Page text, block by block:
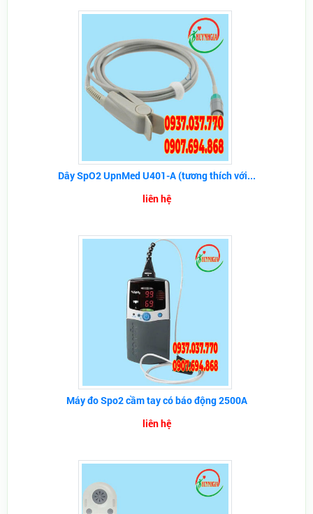
Dây SpO2 UpnMed U401-A (tương thích với...
liên hệ
Máy đo Spo2 cầm tay có báo động 2500A
liên hệ